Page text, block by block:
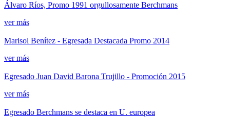
Álvaro Ríos, Promo 1991 orgullosamente Berchmans
ver más
Marisol Benítez - Egresada Destacada Promo 2014
ver más
Egresado Juan David Barona Trujillo - Promoción 2015
ver más
Egresado Berchmans se destaca en U. europea